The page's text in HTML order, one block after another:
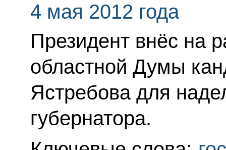
4 мая 2012 года
Президент внёс на
областной Думы
Ястребова для
губернатора.